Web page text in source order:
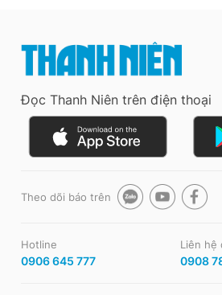
Đọc Thanh Niên trên điện thoại
Theo dõi báo trên
Hotline
0906 645 777
Liên hệ
0908